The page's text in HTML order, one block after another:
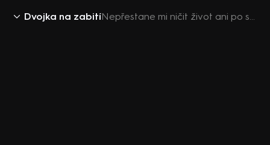
Dvojka na zabití Nepřestane mi ničit život ani po smrti – Dvojka na zabití S2 (3)